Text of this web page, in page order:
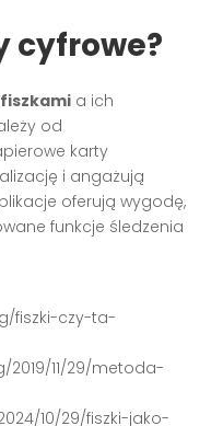
cyfrowe?
a ich
od
karty
i angażują
oferują wygodę,
funkcje śledzenia
fiszki-czy-ta-
11/29/metoda-
10/29/fiszki-jako-